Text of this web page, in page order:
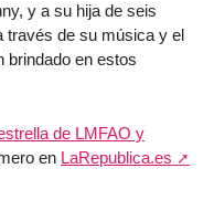
y a su hija de seis
través de su música y el
brindado en estos
de LMFAO y
en LaRepublica.es